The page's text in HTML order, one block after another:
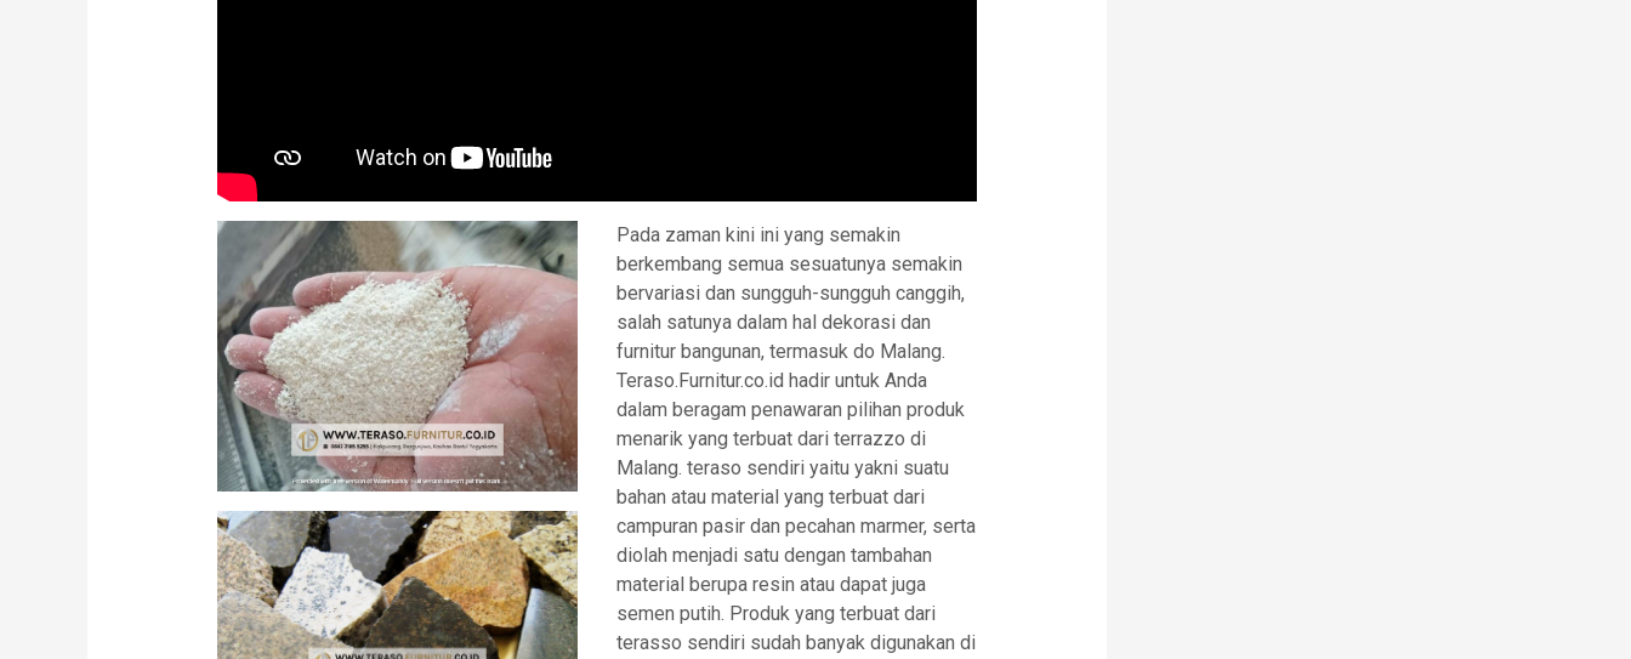
Pada zaman kini ini yang semakin
berkembang semua sesuatunya semakin
bervariasi dan sungguh-sungguh canggih,
salah satunya dalam hal dekorasi dan
furnitur bangunan, termasuk do Malang.
Teraso.Furnitur.co.id hadir untuk Anda
dalam beragam penawaran pilihan produk
menarik yang terbuat dari terrazzo di
Malang. teraso sendiri yaitu yakni suatu
bahan atau material yang terbuat dari
campuran pasir dan pecahan marmer, serta
diolah menjadi satu dengan tambahan
material berupa resin atau dapat juga
semen putih. Produk yang terbuat dari
terasso sendiri sudah banyak digunakan di